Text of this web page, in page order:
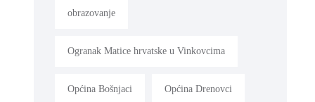
obrazovanje
Ogranak Matice hrvatske u Vinkovcima
Općina Bošnjaci Općina Drenovci